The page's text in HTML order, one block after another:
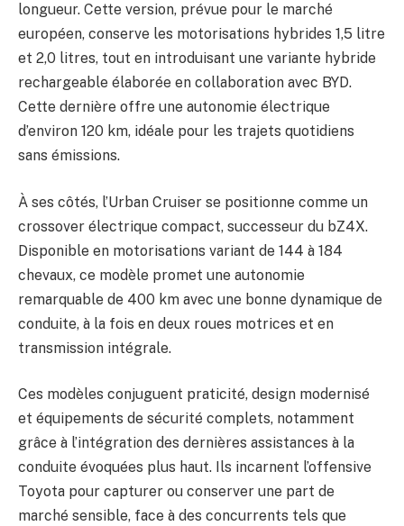
longueur. Cette version, prévue pour le marché
européen, conserve les motorisations hybrides 1,5 litre
et 2,0 litres, tout en introduisant une variante hybride
rechargeable élaborée en collaboration avec BYD.
Cette dernière offre une autonomie électrique
d’environ 120 km, idéale pour les trajets quotidiens
sans émissions.
À ses côtés, l’Urban Cruiser se positionne comme un
crossover électrique compact, successeur du bZ4X.
Disponible en motorisations variant de 144 à 184
chevaux, ce modèle promet une autonomie
remarquable de 400 km avec une bonne dynamique de
conduite, à la fois en deux roues motrices et en
transmission intégrale.
Ces modèles conjuguent praticité, design modernisé
et équipements de sécurité complets, notamment
grâce à l’intégration des dernières assistances à la
conduite évoquées plus haut. Ils incarnent l’offensive
Toyota pour capturer ou conserver une part de
marché sensible, face à des concurrents tels que